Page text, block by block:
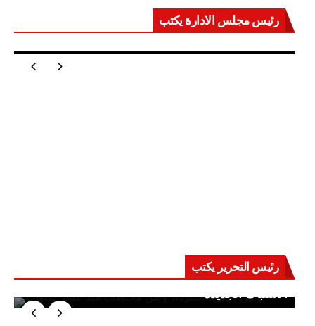
رئيس مجلس الادارة يكتب
مصر تعيد للعالم اتزانه
رئيس التحرير يكتب
حرب على العقول.. حادثة دمياط تكشف قواعد